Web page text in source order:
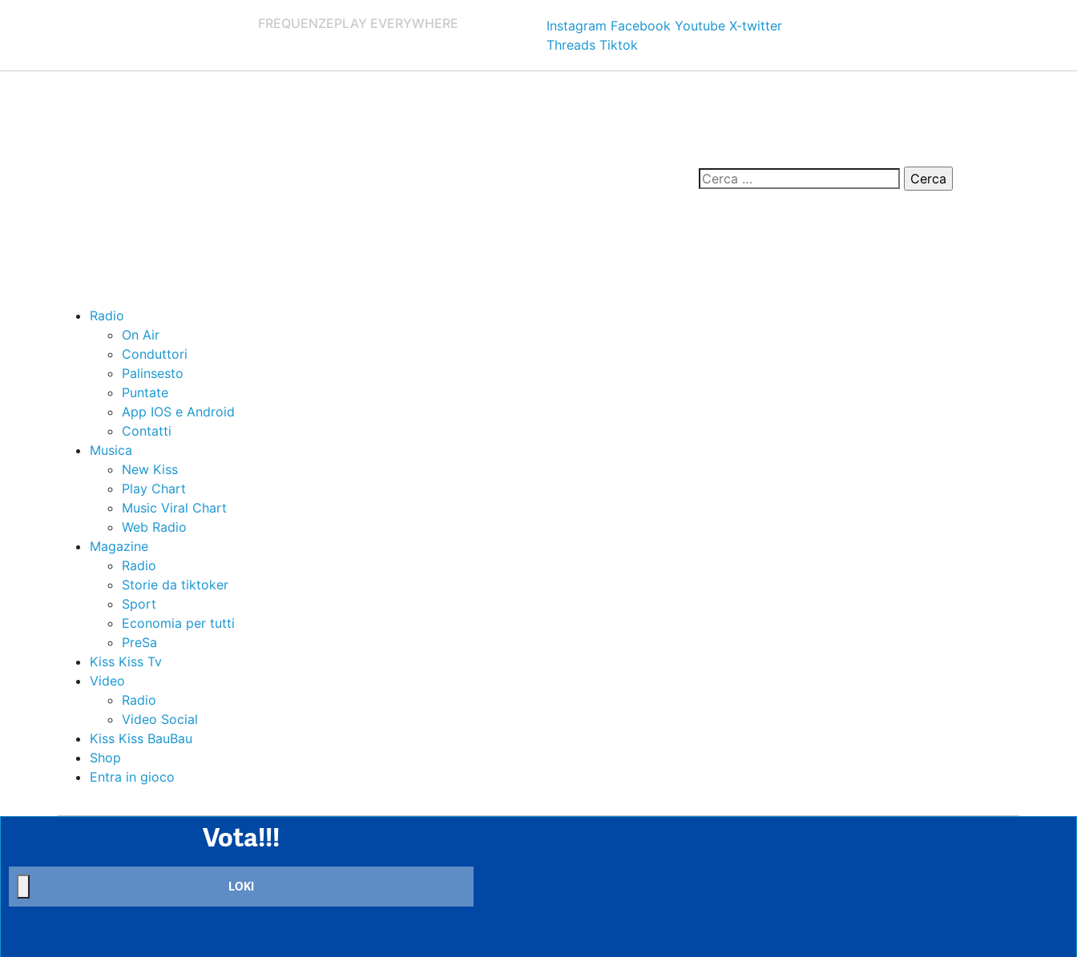
FREQUENZEPLAY EVERYWHERE Instagram Facebook Youtube X-twitter
Threads Tiktok
Radio
On Air
Conduttori
Palinsesto
Puntate
App IOS e Android
Contatti
Musica
New Kiss
Play Chart
Music Viral Chart
Web Radio
Magazine
Radio
Storie da tiktoker
Sport
Economia per tutti
PreSa
Kiss Kiss Tv
Video
Radio
Video Social
Kiss Kiss BauBau
Shop
Entra in gioco
Vota!!!
LOKI